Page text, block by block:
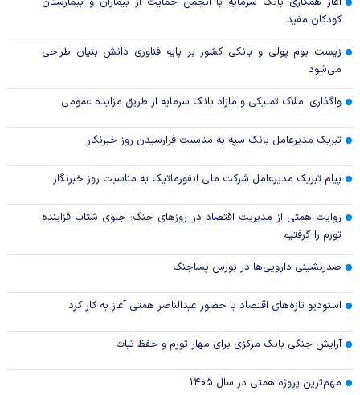
کودکان مفید
زیست بوم پولی و بانکی کشور بر پایه فناوری دانش بنیان طراحی
می‌شود
واگذاری املاک تملیکی و مازاد بانک سرمایه از طریق مزایده عمومی
تبریک مدیرعامل بانک سپه به مناسبت فرارسیدن روز خبرنگار
پیام تبریک مدیرعامل شرکت ملی انفورماتیک به مناسبت روز خبرنگار
روایت همتی از مدیریت اقتصاد در روزهای جنگ: جلوی شتاب فزاینده
تورم را گرفتیم
صدرنشینی دارویی‌ها در بورس پساجنگ
استودیو تازه‌های اقتصاد با حضور عبدالناصر همتی آغاز به کار کرد
آرایش جنگی بانک مرکزی برای مهار تورم و حفظ ثبات
مهم‌ترین پروژه همتی در سال ۱۴۰۵